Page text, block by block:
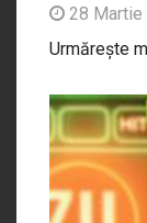
28 Martie
Urmărește